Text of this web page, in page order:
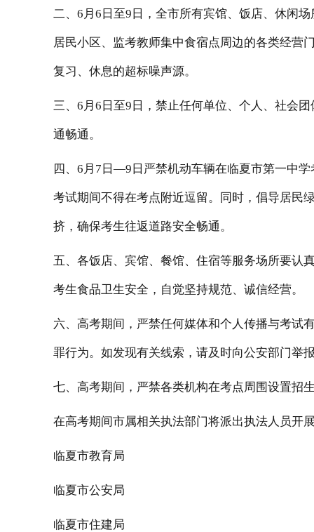
二、 6月6日至9日， 全市所有宾馆、饭店、休闲
居民小区、监考教师集中食宿点周边的各类经营
复习、休息的超标噪声源。
三、 6月6日至9日，禁止任何单位、个人、社会
通畅通。
四、 6 月 7日—9 日严禁机动车辆在临夏市第一中学
考试期间不得在考点附近逗留。同时，倡导居民
挤，确保考生往返道路安全畅通。
五、各饭店、宾馆、餐馆、住宿等服务场所要认
考生食品卫生安全，自觉坚持规范、诚信经营。
六、高考期间，严禁任何媒体和个人传播与考试
罪行为。如发现有关线索，请及时向公安部门举
七、高考期间，严禁各类机构在考点周围设置招
在高考期间市属相关执法部门将派出执法人员开
临夏市教育局
临夏市公安局
临夏市住建局